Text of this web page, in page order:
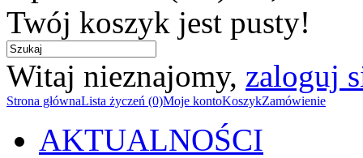
Twój koszyk jest pusty!
Witaj nieznajomy, zaloguj
Strona głównaLista życzeń (0)Moje kontoKoszykZamówienie
AKTUALNOŚCI